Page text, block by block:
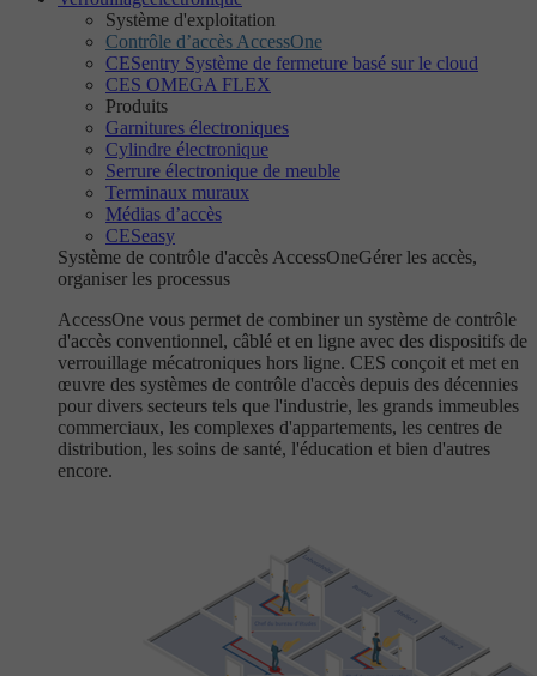
Système d'exploitation
Contrôle d’accès AccessOne
CESentry Système de fermeture basé sur le cloud
CES OMEGA FLEX
Produits
Garnitures électroniques
Cylindre électronique
Serrure électronique de meuble
Terminaux muraux
Médias d’accès
CESeasy
Système de contrôle d'accès AccessOneGérer les accès,
organiser les processus
AccessOne vous permet de combiner un système de contrôle
d'accès conventionnel, câblé et en ligne avec des dispositifs de
verrouillage mécatroniques hors ligne. CES conçoit et met en
œuvre des systèmes de contrôle d'accès depuis des décennies
pour divers secteurs tels que l'industrie, les grands immeubles
commerciaux, les complexes d'appartements, les centres de
distribution, les soins de santé, l'éducation et bien d'autres
encore.